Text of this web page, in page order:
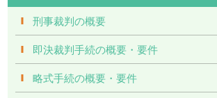
刑事裁判の概要
即決裁判手続の概要・要件
略式手続の概要・要件